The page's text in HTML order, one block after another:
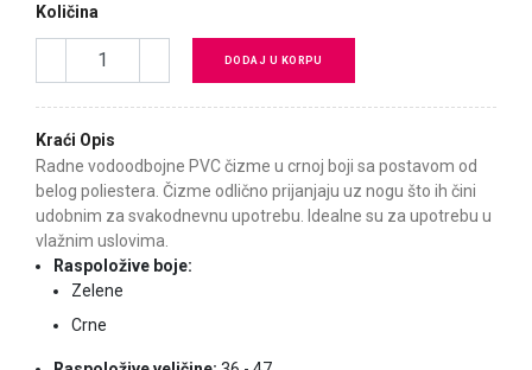
Količina
DODAJ U KORPU
Kraći Opis
Radne vodoodbojne PVC čizme u crnoj boji sa postavom od
belog poliestera. Čizme odlično prijanjaju uz nogu što ih čini
udobnim za svakodnevnu upotrebu. Idealne su za upotrebu u
vlažnim uslovima.
Raspoložive boje:
Zelene
Crne